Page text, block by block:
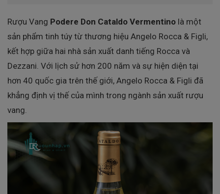
Rượu Vang Podere Don Cataldo Vermentino là một
sản phẩm tinh túy từ thương hiệu Angelo Rocca & Figli,
kết hợp giữa hai nhà sản xuất danh tiếng Rocca và
Dezzani. Với lịch sử hơn 200 năm và sự hiện diện tại
hơn 40 quốc gia trên thế giới, Angelo Rocca & Figli đã
khẳng định vị thế của mình trong ngành sản xuất rượu
vang.